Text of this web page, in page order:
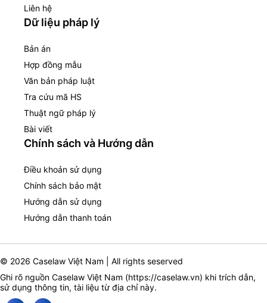
Liên hệ
Dữ liệu pháp lý
Bản án
Hợp đồng mẫu
Văn bản pháp luật
Tra cứu mã HS
Thuật ngữ pháp lý
Bài viết
Chính sách và Hướng dẫn
Điều khoản sử dụng
Chính sách bảo mật
Hướng dẫn sử dụng
Hướng dẫn thanh toán
© 2026 Caselaw Việt Nam | All rights seserved
Ghi rõ nguồn Caselaw Việt Nam (https://caselaw.vn) khi trích dẫn,
sử dụng thông tin, tài liệu từ địa chỉ này.